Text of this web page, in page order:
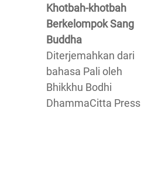
Khotbah-khotbah
Berkelompok Sang
Buddha
Diterjemahkan dari
bahasa Pali oleh
Bhikkhu Bodhi
DhammaCitta Press